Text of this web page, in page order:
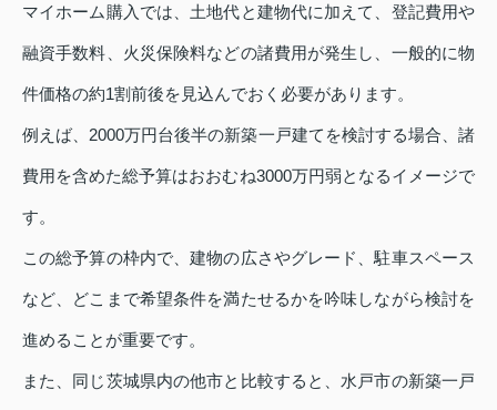
マイホーム購入では、土地代と建物代に加えて、登記費用や
融資手数料、火災保険料などの諸費用が発生し、一般的に物
件価格の約1割前後を見込んでおく必要があります。
例えば、2000万円台後半の新築一戸建てを検討する場合、諸
費用を含めた総予算はおおむね3000万円弱となるイメージで
す。
この総予算の枠内で、建物の広さやグレード、駐車スペース
など、どこまで希望条件を満たせるかを吟味しながら検討を
進めることが重要です。
また、同じ茨城県内の他市と比較すると、水戸市の新築一戸